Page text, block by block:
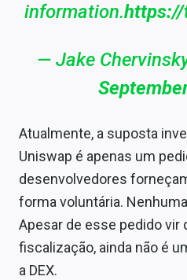
information.https://
— Jake
Atualmente, a suposta
Uniswap é apenas um
desenvolvedores
forma voluntária.
Apesar de esse pedido vir
fiscalização, ainda não é
a DEX.